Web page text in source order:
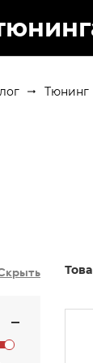
Тюнинг